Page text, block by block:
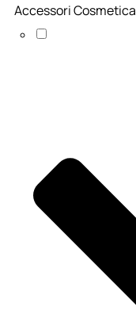
Accessori Cosmetica